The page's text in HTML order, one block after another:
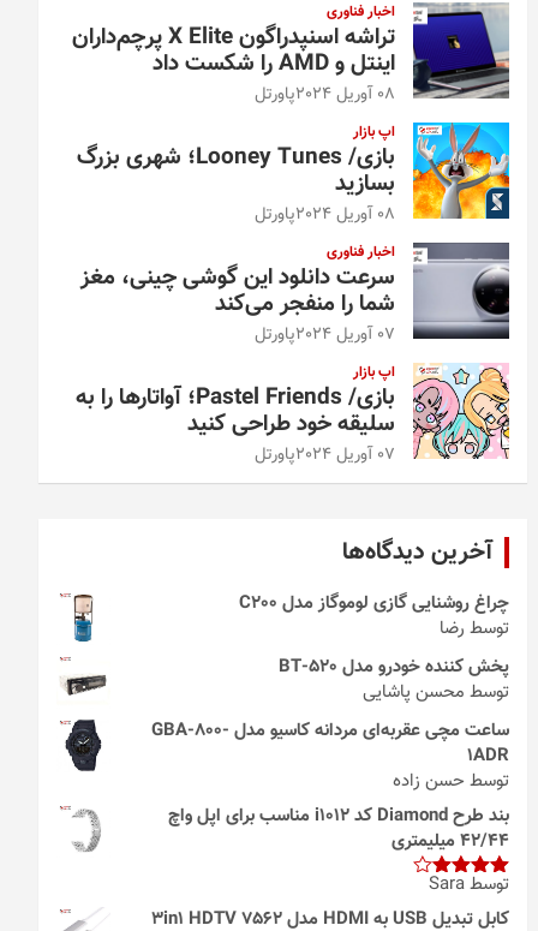
اخبار فناوری
تراشه اسنپدراگون X Elite پرچم‌داران
اینتل و AMD را شکست داد
08 آوریل 2024 پاورتل
اپ بازار
بازی/ Looney Tunes؛ شهری بزرگ
بسازید
08 آوریل 2024 پاورتل
اخبار فناوری
سرعت دانلود این گوشی چینی، مغز
شما را منفجر می‌کند
07 آوریل 2024 پاورتل
اپ بازار
بازی/ Pastel Friends؛ آواتارها را به
سلیقه خود طراحی کنید
07 آوریل 2024 پاورتل
آخرین دیدگاه‌ها
چراغ روشنایی گازی لوموگاز مدل C200
توسط رضا
پخش کننده خودرو مدل 520-BT
توسط محسن پاشایی
ساعت مچی عقربه‌ای مردانه کاسیو مدل GBA-800-
1ADR
توسط حسن زاده
بند طرح Diamond کد i1012 مناسب برای اپل واچ
42/44 میلیمتری
امتیاز4
از 5
توسط Sara
کابل تبدیل USB به HDMI مدل 3in1 HDTV 7562